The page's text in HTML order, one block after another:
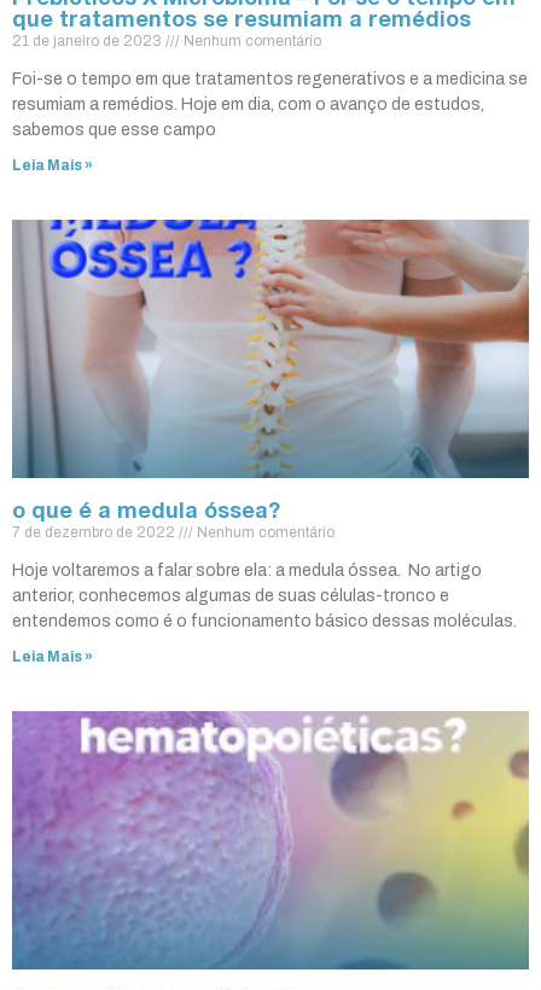
que tratamentos se resumiam a remédios
21 de janeiro de 2023 Nenhum comentário
Foi-se o tempo em que tratamentos regenerativos e a medicina se
resumiam a remédios. Hoje em dia, com o avanço de estudos,
sabemos que esse campo
Leia Mais »
o que é a medula óssea?
7 de dezembro de 2022 Nenhum comentário
Hoje voltaremos a falar sobre ela: a medula óssea. No artigo
anterior, conhecemos algumas de suas células-tronco e
entendemos como é o funcionamento básico dessas moléculas.
Leia Mais »